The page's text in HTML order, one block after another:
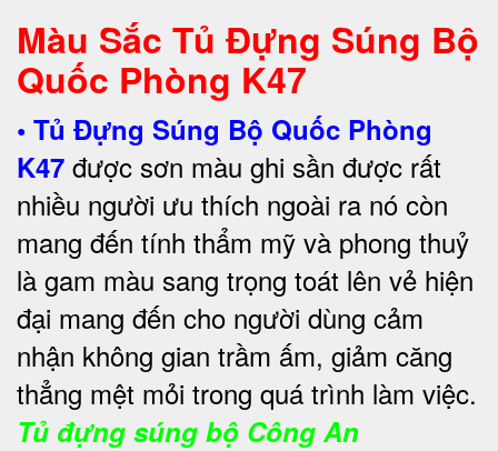
Màu Sắc Tủ Đựng Súng Bộ
Quốc Phòng K47
• Tủ Đựng Súng Bộ Quốc Phòng
K47 được sơn màu ghi sần được rất
nhiều người ưu thích ngoài ra nó còn
mang đến tính thẩm mỹ và phong thuỷ
là gam màu sang trọng toát lên vẻ hiện
đại mang đến cho người dùng cảm
nhận không gian trầm ấm, giảm căng
thẳng mệt mỏi trong quá trình làm việc.
Tủ đựng súng bộ Công An